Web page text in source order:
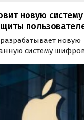
новую
новую
систему
она получит
будет ориентирована,